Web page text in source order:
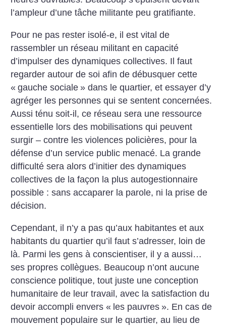
l’ampleur d’une tâche militante peu gratifiante.
Pour ne pas rester isolé-e, il est vital de
rassembler un réseau militant en capacité
d’impulser des dynamiques collectives. Il faut
regarder autour de soi afin de débusquer cette
« gauche sociale » dans le quartier, et essayer d’y
agréger les personnes qui se sentent concernées.
Aussi ténu soit-il, ce réseau sera une ressource
essentielle lors des mobilisations qui peuvent
surgir – contre les violences policières, pour la
défense d’un service public menacé. La grande
difficulté sera alors d’initier des dynamiques
collectives de la façon la plus autogestionnaire
possible : sans accaparer la parole, ni la prise de
décision.
Cependant, il n’y a pas qu’aux habitantes et aux
habitants du quartier qu’il faut s’adresser, loin de
là. Parmi les gens à conscientiser, il y a aussi…
ses propres collègues. Beaucoup n’ont aucune
conscience politique, tout juste une conception
humanitaire de leur travail, avec la satisfaction du
devoir accompli envers « les pauvres ». En cas de
mouvement populaire sur le quartier, au lieu de